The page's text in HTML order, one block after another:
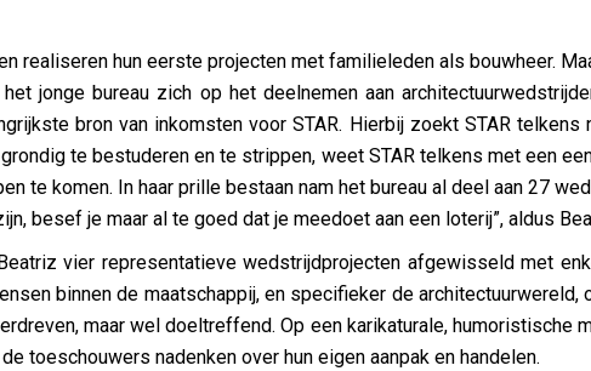
realiseren hun eerste projecten met familieleden als bouwheer.
jonge bureau zich op het deelnemen aan
bron van inkomsten voor STAR. Hierbij zoekt STAR telkens
te bestuderen en te strippen, weet STAR telkens met een
te komen. In haar prille bestaan nam het bureau al deel aan 27
besef je maar al te goed dat je meedoet aan een loterij”, aldus
vier representatieve wedstrijdprojecten afgewisseld met
binnen de maatschappij, en specifieker de architectuurwereld,
maar wel doeltreffend. Op een karikaturale, humoristische
toeschouwers nadenken over hun eigen aanpak en handelen.